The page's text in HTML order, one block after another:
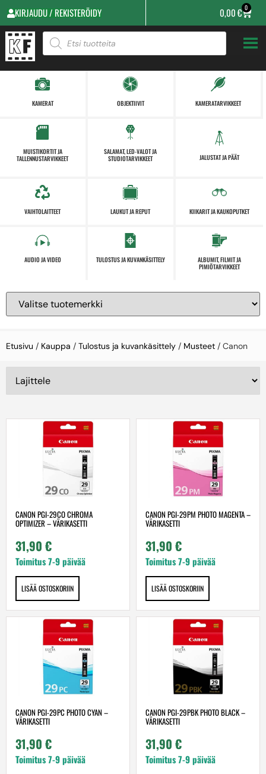
KIRJAUDU / REKISTERÖIDY 0,00€ 0
KAMERAT OBJEKTIIVIT KAMERATARVIKKEET
MUISTIKORTIT JA
TALLENNUSTARVIKKEET
SALAMAT, LED-VALOT JA
STUDIOTARVIKKEET
JALUSTAT JA PÄÄT
VAIHTOLAITTEET LAUKUT JA REPUT KIIKARIT JA KAUKOPUTKET
AUDIO JA VIDEO TULOSTUS JA KUVANKÄSITTELY
ALBUMIT, FILMIT JA
PIMIÖTARVIKKEET
Etusivu / Kauppa / Tulostus ja kuvankäsittely / Musteet / Canon
CANON PGI-29CO CHROMA
OPTIMIZER – VÄRIKASETTI
31,90 €
Toimitus 7-9 päivää
LISÄÄ OSTOSKORIIN
CANON PGI-29PM PHOTO MAGENTA –
VÄRIKASETTI
31,90 €
Toimitus 7-9 päivää
LISÄÄ OSTOSKORIIN
CANON PGI-29PC PHOTO CYAN –
VÄRIKASETTI
31,90 €
Toimitus 7-9 päivää
CANON PGI-29PBK PHOTO BLACK –
VÄRIKASETTI
31,90 €
Toimitus 7-9 päivää